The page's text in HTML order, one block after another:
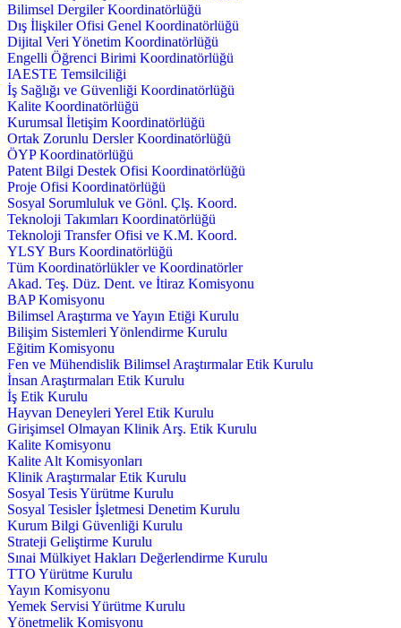
Bilimsel Dergiler Koordinatörlüğü
Dış İlişkiler Ofisi Genel Koordinatörlüğü
Dijital Veri Yönetim Koordinatörlüğü
Engelli Öğrenci Birimi Koordinatörlüğü
IAESTE Temsilciliği
İş Sağlığı ve Güvenliği Koordinatörlüğü
Kalite Koordinatörlüğü
Kurumsal İletişim Koordinatörlüğü
Ortak Zorunlu Dersler Koordinatörlüğü
ÖYP Koordinatörlüğü
Patent Bilgi Destek Ofisi Koordinatörlüğü
Proje Ofisi Koordinatörlüğü
Sosyal Sorumluluk ve Gönl. Çlş. Koord.
Teknoloji Takımları Koordinatörlüğü
Teknoloji Transfer Ofisi ve K.M. Koord.
YLSY Burs Koordinatörlüğü
Tüm Koordinatörlükler ve Koordinatörler
Akad. Teş. Düz. Dent. ve İtiraz Komisyonu
BAP Komisyonu
Bilimsel Araştırma ve Yayın Etiği Kurulu
Bilişim Sistemleri Yönlendirme Kurulu
Eğitim Komisyonu
Fen ve Mühendislik Bilimsel Araştırmalar Etik Kurulu
İnsan Araştırmaları Etik Kurulu
İş Etik Kurulu
Hayvan Deneyleri Yerel Etik Kurulu
Girişimsel Olmayan Klinik Arş. Etik Kurulu
Kalite Komisyonu
Kalite Alt Komisyonları
Klinik Araştırmalar Etik Kurulu
Sosyal Tesis Yürütme Kurulu
Sosyal Tesisler İşletmesi Denetim Kurulu
Kurum Bilgi Güvenliği Kurulu
Strateji Geliştirme Kurulu
Sınai Mülkiyet Hakları Değerlendirme Kurulu
TTO Yürütme Kurulu
Yayın Komisyonu
Yemek Servisi Yürütme Kurulu
Yönetmelik Komisyonu